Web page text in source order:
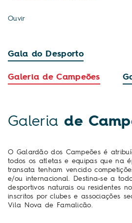
Ouvir
Gala do Desporto
Galeria de Campeões
Galeria de
O Galardão dos Campeões é
todos os atletas e equipas que na
transata tenham vencido
e/ou internacional. Destina-se a
desportivos naturais ou residentes
inscritos por clubes e associações
Vila Nova de Famalicão.